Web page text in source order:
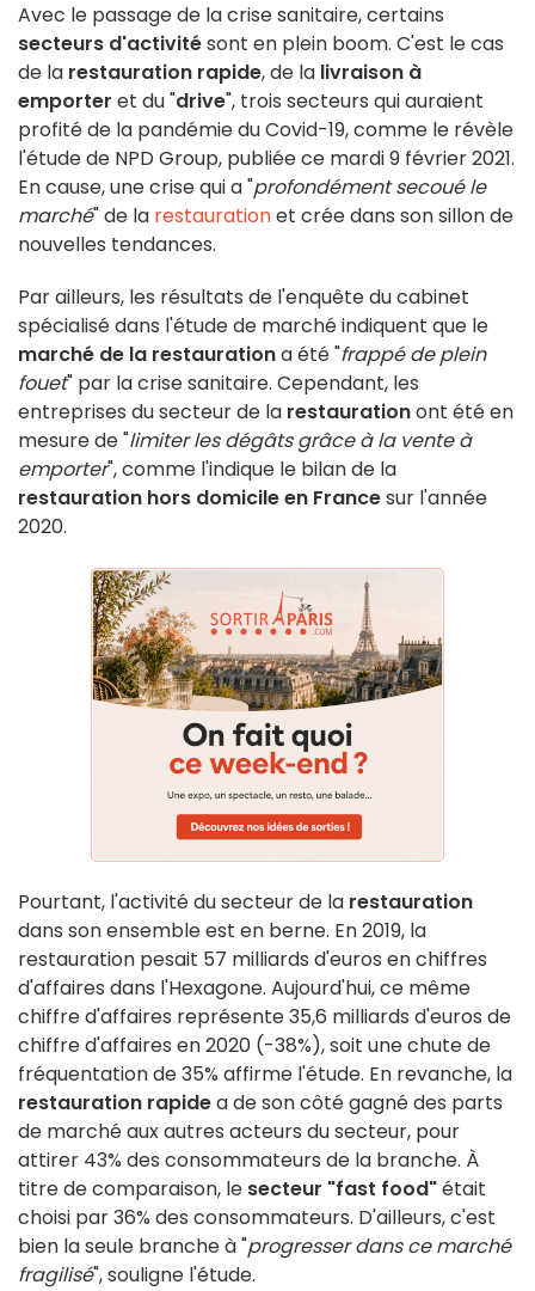
Avec le passage de la crise sanitaire, certains
secteurs d'activitésont en plein boom. C'est le cas
de la restauration rapide, de la livraison à
emporter et du "drive", trois secteurs qui auraient
profité de la pandémie du Covid-19, comme le révèle
l'étude de NPD Group, publiée ce mardi 9 février 2021.
En cause, une crise qui a "profondément secoué le
marché" de la restaurationet crée dans son sillon de
nouvelles tendances.
Par ailleurs, les résultats de l'enquête du cabinet
spécialisé dans l'étude de marché indiquent que le
marché de la restaurationa été "frappé de plein
fouet" par la crise sanitaire. Cependant, les
entreprises du secteur de la restaurationont été en
mesure de "limiter les dégâts grâce à la vente à
emporter", comme l'indique le bilan de la
restauration hors domicile en Francesur l'année
2020.
Pourtant, l'activité du secteur de la restauration
dans son ensemble est en berne. En 2019, la
restauration pesait 57 milliards d'euros en chiffres
d'affaires dans l'Hexagone. Aujourd'hui, ce même
chiffre d'affaires représente 35,6 milliards d'euros de
chiffre d'affaires en 2020 (-38%), soit une chute de
fréquentation de 35% affirme l'étude. En revanche, la
restauration rapidea de son côté gagné des parts
de marché aux autres acteurs du secteur, pour
attirer 43% des consommateurs de la branche. À
titre de comparaison, le secteur "fast food"était
choisi par 36% des consommateurs. D'ailleurs, c'est
bien la seule branche à "progresser dans ce marché
fragilisé", souligne l'étude.